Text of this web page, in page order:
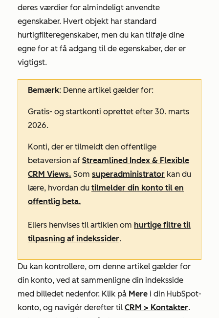
deres værdier for almindeligt anvendte
egenskaber. Hvert objekt har standard
hurtigfilteregenskaber, men du kan tilføje dine
egne for at få adgang til de egenskaber, der er
vigtigst.
Bemærk: Denne artikel gælder for:
Gratis- og startkonti oprettet efter 30. marts
2026.
Konti, der er tilmeldt den offentlige
betaversion af Streamlined Index & Flexible
CRM Views. Som superadministrator kan du
lære, hvordan du tilmelder din konto til en
offentlig beta.
Ellers henvises til artiklen om hurtige filtre til
tilpasning af indekssider.
Du kan kontrollere, om denne artikel gælder for
din konto, ved at sammenligne din indeksside
med billedet nedenfor. Klik på Mere i din HubSpot-
konto, og navigér derefter til CRM > Kontakter.